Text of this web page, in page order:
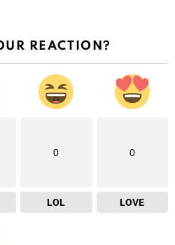
REACTION?
0
LOL
0
LOVE